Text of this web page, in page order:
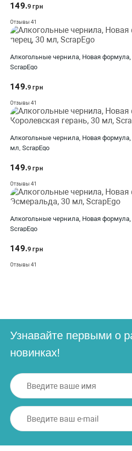
149.9 грн
Отзывы 41
Алкогольные чернила, Новая
ScrapEgo
149.9 грн
Отзывы 41
Алкогольные чернила, Новая формула,
мл, ScrapEgo
149.9 грн
Отзывы 41
Алкогольные чернила, Новая формула, Эсмеральда, 30 мл,
ScrapEgo
149.9 грн
Отзывы 41
Узнавайте первыми о
новинках!